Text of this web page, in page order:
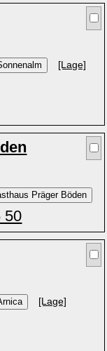
[Lage]
50
[Lage]